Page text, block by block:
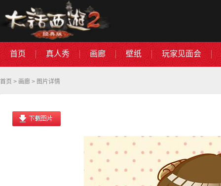
首页 真人秀 画廊 壁纸 玩家见面会
首页 > 画廊 > 图片详情